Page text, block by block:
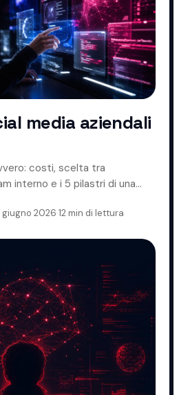
media aziendali
costi, scelta tra
interno e i 5 pilastri di una
giugno 2026·12 min di lettura